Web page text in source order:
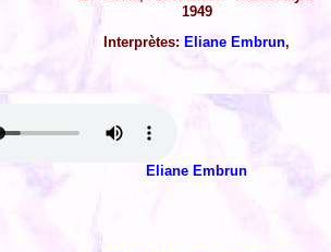
1949
Interprètes: Eliane Embrun,
Eliane Embrun